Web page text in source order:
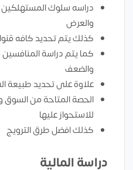
دراسه سلوك
والعرض
كذلك يتم تحديد كافه
كما يتم دراسة
والضعف
علاوة على تحديد طبيعة
الحصة المتاحة من السوق
للاستحواز عليها
كذلك افضل طرق الترويج
دراسة المالية